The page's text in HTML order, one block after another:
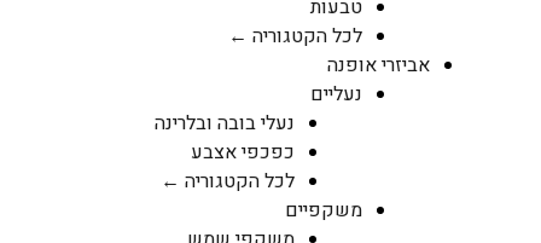
טבעות
לכל הקטגוריה ←
אביזרי אופנה
נעליים
נעלי בובה ובלרינה
כפכפי אצבע
לכל הקטגוריה ←
משקפיים